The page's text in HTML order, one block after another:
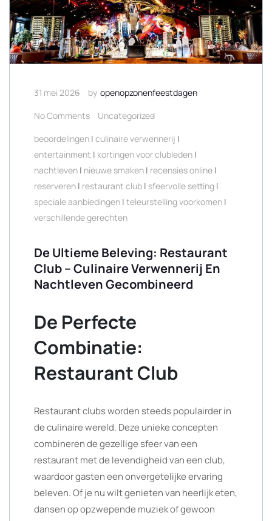
31 mei 2026 by openopzonenfeestdagen
No Comments
Uncategorized
beoordelingen | culinaire verwennerij |
entertainment | kortingen voor clubleden |
nachtleven | nieuwe smaken | recensies online |
reserveren | restaurant club | sfeervolle setting |
speciale aanbiedingen | teleurstelling voorkomen |
verschillende gerechten
De Ultieme Beleving: Restaurant
Club – Culinaire Verwennerij En
Nachtleven Gecombineerd
De Perfecte
Combinatie:
Restaurant Club
Restaurant clubs worden steeds populairder in
de culinaire wereld. Deze unieke concepten
combineren de gezellige sfeer van een
restaurant met de levendigheid van een club,
waardoor gasten een onvergetelijke ervaring
beleven. Of je nu wilt genieten van heerlijk eten,
dansen op opzwepende muziek of gewoon